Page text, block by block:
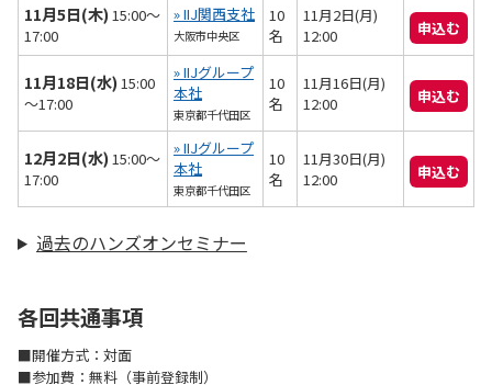
11月5日(木)15:00～
17:00
» IIJ関西支社
大阪市中央区
10
名
11月2日(月)
12:00
申込む
11月18日(水)15:00
～17:00
» IIJグループ
本社
東京都千代田区
10
名
11月16日(月)
12:00
申込む
12月2日(水)15:00～
17:00
» IIJグループ
本社
東京都千代田区
10
名
11月30日(月)
12:00
申込む
過去のハンズオンセミナー
各回共通事項
■開催方式：対面
■参加費：無料（事前登録制）